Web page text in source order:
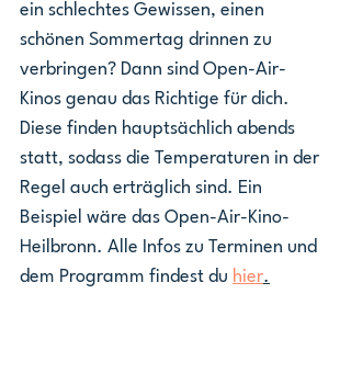
ein schlechtes Gewissen, einen
schönen Sommertag drinnen zu
verbringen? Dann sind Open-Air-
Kinos genau das Richtige für dich.
Diese finden hauptsächlich abends
statt, sodass die Temperaturen in der
Regel auch erträglich sind. Ein
Beispiel wäre das Open-Air-Kino-
Heilbronn. Alle Infos zu Terminen und
dem Programm findest du hier.